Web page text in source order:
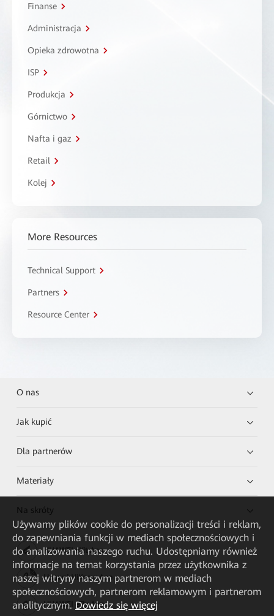
Finanse
Administracja
Opieka zdrowotna
ISP
Produkcja
Górnictwo
Nafta i gaz
Retail
Kolej
More Resources
Technical Support
Partners
Resource Center
O nas
Jak kupić
Dla partnerów
Materiały
Na skróty
HUAWEI eKit App
Huawei HiKnow App
HUAWEI eFly App
Używamy plików cookie do personalizacji treści i reklam,
do zapewniania funkcji w mediach społecznościowych i
do analizowania naszego ruchu. Udostępniamy również
informacje na temat korzystania przez użytkownika z
naszej witryny naszym partnerom w mediach
społecznościowych, partnerom reklamowym i partnerom
analitycznym. Dowiedz się więcej